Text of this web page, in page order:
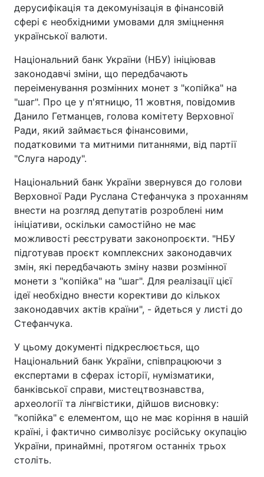
дерусифікація та декомунізація в фінансовій
сфері є необхідними умовами для зміцнення
української валюти.
Національний банк України (НБУ) ініціював
законодавчі зміни, що передбачають
переіменування розмінних монет з "копійка" на
"шаг". Про це у п'ятницю, 11 жовтня, повідомив
Данило Гетманцев, голова комітету Верховної
Ради, який займається фінансовими,
податковими та митними питаннями, від партії
"Слуга народу".
Національний банк України звернувся до голови
Верховної Ради Руслана Стефанчука з проханням
внести на розгляд депутатів розроблені ним
ініціативи, оскільки самостійно не має
можливості реєструвати законопроєкти. "НБУ
підготував проєкт комплексних законодавчих
змін, які передбачають зміну назви розмінної
монети з "копійка" на "шаг". Для реалізації цієї
ідеї необхідно внести корективи до кількох
законодавчих актів країни", - йдеться у листі до
Стефанчука.
У цьому документі підкреслюється, що
Національний банк України, співпрацюючи з
експертами в сферах історії, нумізматики,
банківської справи, мистецтвознавства,
археології та лінгвістики, дійшов висновку:
"копійка" є елементом, що не має коріння в нашій
країні, і фактично символізує російську окупацію
України, принаймні, протягом останніх трьох
століть.